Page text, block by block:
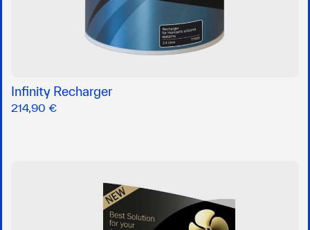
Infinity Recharger
214,90 €